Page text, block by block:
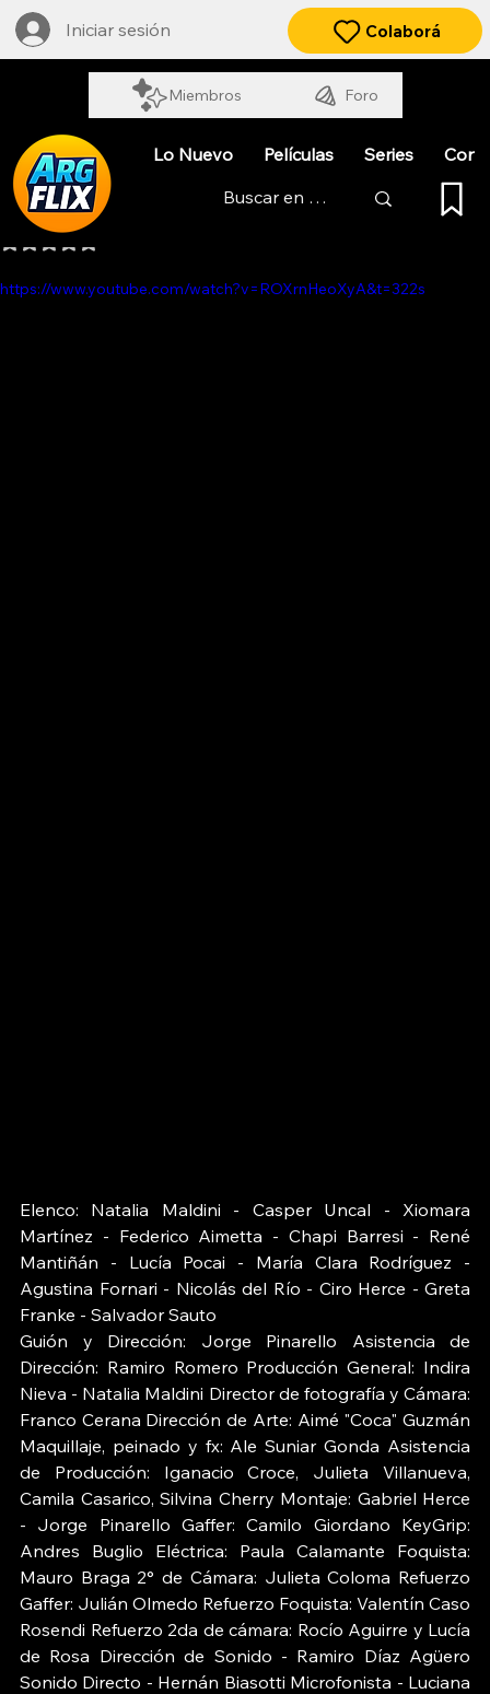
Iniciar sesión
Miembros Foro
Colaborá
Lo Nuevo Películas Series
ALGO QUE PASÓ EN AÑO NUEVO
Obtuvo NaN de 5 estrellas.
https://www.youtube.com/watch?v=ROXrnHeoXyA&t=322s
Elenco: Natalia Maldini - Casper Uncal - Xiomara
Martínez - Federico Aimetta - Chapi Barresi - René
Mantiñán - Lucía Pocai - María Clara Rodríguez -
Agustina Fornari - Nicolás del Río - Ciro Herce - Greta
Franke - Salvador Sauto
Guión y Dirección: Jorge Pinarello Asistencia de
Dirección: Ramiro Romero Producción General: Indira
Nieva - Natalia Maldini Director de fotografía y Cámara:
Franco Cerana Dirección de Arte: Aimé "Coca" Guzmán
Maquillaje, peinado y fx: Ale Suniar Gonda Asistencia
de Producción: Iganacio Croce, Julieta Villanueva,
Camila Casarico, Silvina Cherry Montaje: Gabriel Herce
- Jorge Pinarello Gaffer: Camilo Giordano KeyGrip:
Andres Buglio Eléctrica: Paula Calamante Foquista:
Mauro Braga 2° de Cámara: Julieta Coloma Refuerzo
Gaffer: Julián Olmedo Refuerzo Foquista: Valentín Caso
Rosendi Refuerzo 2da de cámara: Rocío Aguirre y Lucía
de Rosa Dirección de Sonido - Ramiro Díaz Agüero
Sonido Directo - Hernán Biasotti Microfonista - Luciana